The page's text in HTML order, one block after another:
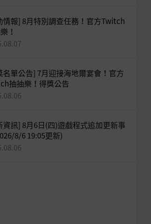
情報] 8月特別調查任務！官方Twitch
！
名單公告] 7月迎接海地爾宴會！官方
抽抽樂！得獎公告
資訊] 8月6日(四)遊戲程式追加更新事
8/6 19:05更新)